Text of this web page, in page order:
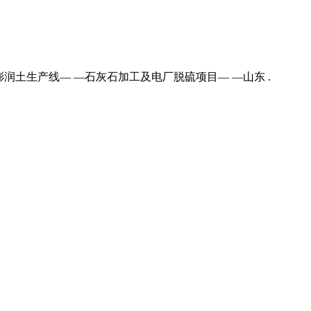
润土生产线— —石灰石加工及电厂脱硫项目— —山东 .